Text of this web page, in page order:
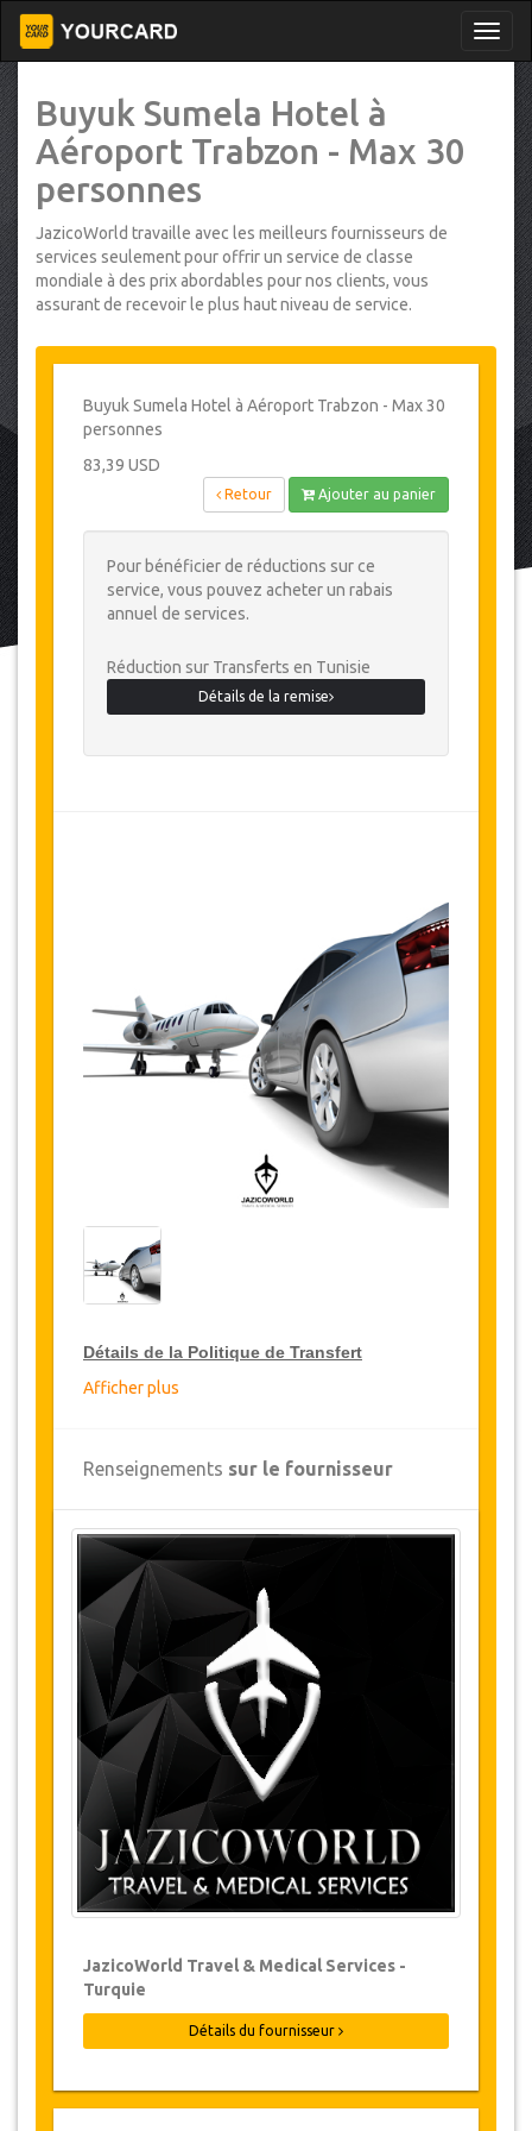
Buyuk Sumela Hotel à
Aéroport Trabzon - Max 30
personnes
JazicoWorld travaille avec les meilleurs fournisseurs de
services seulement pour offrir un service de classe
mondiale à des prix abordables pour nos clients, vous
assurant de recevoir le plus haut niveau de service.
Buyuk Sumela Hotel à Aéroport Trabzon - Max 30
personnes
83,39 USD
Retour Ajouter au panier
Pour bénéficier de réductions sur ce
service, vous pouvez acheter un rabais
annuel de services.
Réduction sur Transferts en Tunisie
Détails de la remise
Détails de la Politique de Transfert
JazicoWorld offre pour les grands voyageurs,
15% de réduction sur les transferts
toute la Turquie et ce pendant une période de
12 mois, pour obtenir votre remise sur le
transfert, cliquez ci-dessus sur le bouton
Détails de la remise
Changements et Politique d'annulation
Les modifications de réservations peuvent
être possibles si l’avis est donné à temps.
Pour plus d'informations veuillez nous
contacter.
Pour toutes les annulations faites au
moins 24 heures à l’avance, il n‘y aura
pas de frais, même si la réservation a été
confirmée. L'annulation ne peut être faite
que par écrit en envoyant un courrier
électronique.
moins de 24 heures avant le transfert.
Dans de tels cas, les paiements sont non-
remboursables.
De temps en temps, JazicoWorld peut
Afficher plus
Renseignements sur le fournisseur
JazicoWorld Travel & Medical Services -
Turquie
Détails du fournisseur